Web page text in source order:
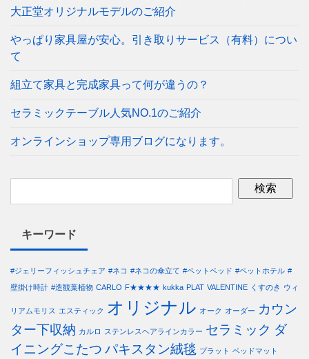
大正堂オリジナルモデルのご紹介
やっぱり家具屋が安心。引き取りサービス（有料）につい
て
組立て家具と完成家具って何が違うの？
セラミックテーブル人気NO.1のご紹介
オンラインショップ専用ブログになります。
キーワード
#ジェリーフィッシュチェア #ネコ #ネコの傘立て #ペットベッド #ペットホテル #
壁掛け時計 #造観葉植物 CARLO F★★★★ kukka PLAT VALENTINE くすのき ウィ
リアムモリス エスティック オリジナル オーク オーダー カウン
ター下収納 カルロ ステンレスヘアラインカラー セラミック ダ
イニングこたつ パキスタン絨毯 プラット ベッドマット